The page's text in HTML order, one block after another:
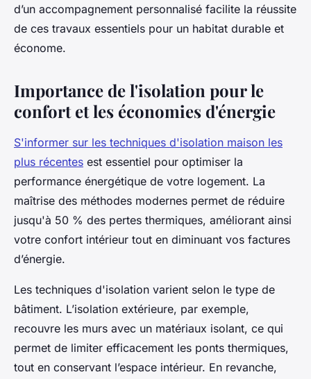
d’un accompagnement personnalisé facilite la réussite
de ces travaux essentiels pour un habitat durable et
économe.
Importance de l'isolation pour le
confort et les économies d'énergie
S'informer sur les techniques d'isolation maison les
plus récentes est essentiel pour optimiser la
performance énergétique de votre logement. La
maîtrise des méthodes modernes permet de réduire
jusqu'à 50 % des pertes thermiques, améliorant ainsi
votre confort intérieur tout en diminuant vos factures
d’énergie.
Les techniques d'isolation varient selon le type de
bâtiment. L’isolation extérieure, par exemple,
recouvre les murs avec un matériaux isolant, ce qui
permet de limiter efficacement les ponts thermiques,
tout en conservant l’espace intérieur. En revanche,